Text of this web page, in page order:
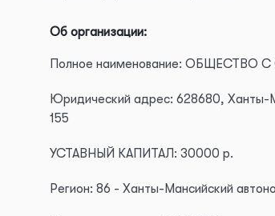
Об организации:
Полное наименование:
Юридический адрес: 628680, Ханты-
155
УСТАВНЫЙ КАПИТАЛ: 30000 р.
Регион: 86 - Ханты-Мансийский